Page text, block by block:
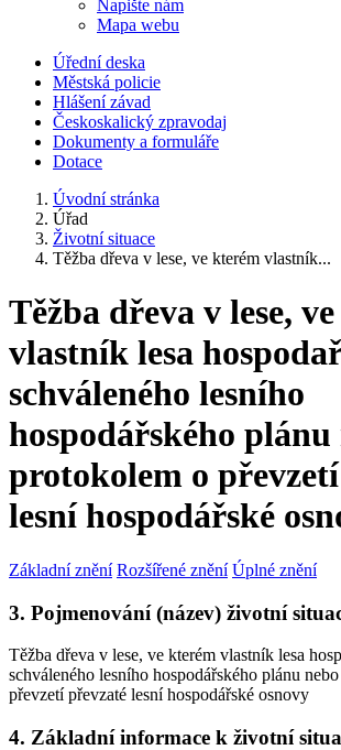
Napište nám
Mapa webu
Úřední deska
Městská policie
Hlášení závad
Českoskalický zpravodaj
Dokumenty a formuláře
Dotace
Úvodní stránka
Úřad
Životní situace
Těžba dřeva v lese, ve kterém vlastník...
Těžba dřeva v lese,
vlastník lesa
schváleného lesního
hospodářského plánu
protokolem o
lesní hospodářské
Základní znění Rozšířené znění Úplné znění
3. Pojmenování (název) životní
Těžba dřeva v lese, ve kterém vlastník lesa
schváleného lesního hospodářského plánu
převzetí převzaté lesní hospodářské osnovy
4. Základní informace k životní